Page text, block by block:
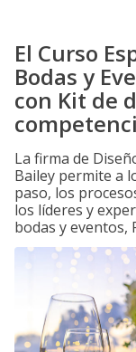
El Curso
Bodas y
con Kit de
La firma de
Bailey permite a
paso, los
los líderes y
bodas y eventos,